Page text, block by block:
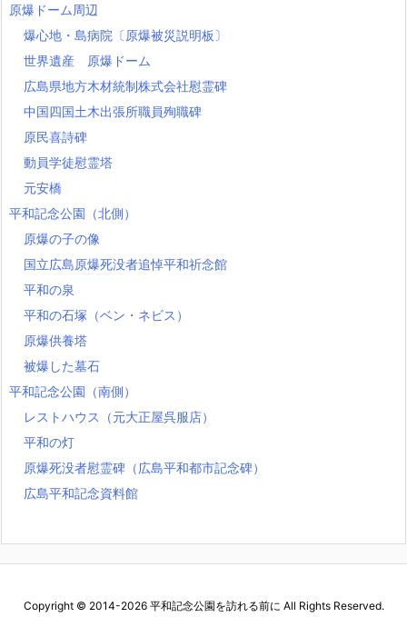
原爆ドーム周辺
爆心地・島病院〔原爆被災説明板〕
世界遺産 原爆ドーム
広島県地方木材統制株式会社慰霊碑
中国四国土木出張所職員殉職碑
原民喜詩碑
動員学徒慰霊塔
元安橋
平和記念公園（北側）
原爆の子の像
国立広島原爆死没者追悼平和祈念館
平和の泉
平和の石塚（ベン・ネビス）
原爆供養塔
被爆した墓石
平和記念公園（南側）
レストハウス（元大正屋呉服店）
平和の灯
原爆死没者慰霊碑（広島平和都市記念碑）
広島平和記念資料館
Copyright © 2014-2026 平和記念公園を訪れる前に All Rights Reserved.